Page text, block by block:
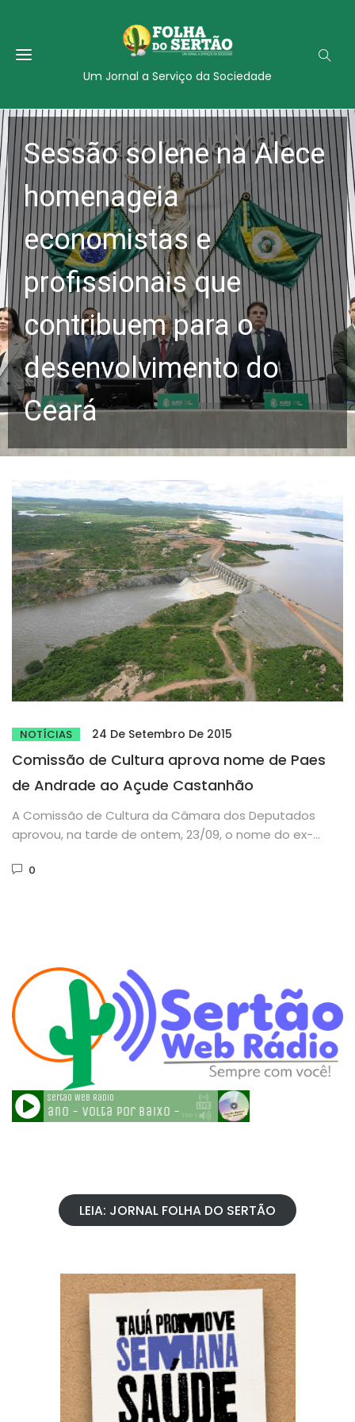
Um Jornal a Serviço da Sociedade
Sessão solene na Alece
homenageia
economistas e
profissionais que
contribuem para o
desenvolvimento do
Ceará
NOTÍCIAS 24 De Setembro De 2015
Comissão de Cultura aprova nome de Paes
de Andrade ao Açude Castanhão
A Comissão de Cultura da Câmara dos Deputados
aprovou, na tarde de ontem, 23/09, o nome do ex-
0
LEIA: JORNAL FOLHA DO SERTÃO